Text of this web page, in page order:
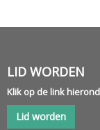
LID WORDEN
Klik op de link
Lid worden